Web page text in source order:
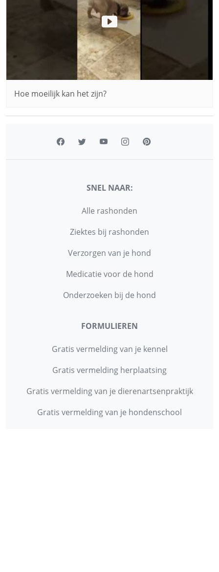
Hoe moeilijk kan het zijn?
SNEL NAAR:
Alle rashonden
Ziektes bij rashonden
Verzorgen van je hond
Medicatie voor de hond
Onderzoeken bij de hond
FORMULIEREN
Gratis vermelding van je kennel
Gratis vermelding herplaatsing
Gratis vermelding van je dierenartsenpraktijk
Gratis vermelding van je hondenschool